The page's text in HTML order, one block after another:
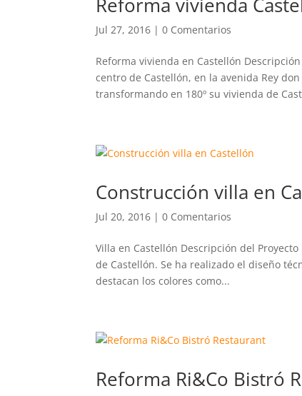
Jul 27, 2016 |0 Comentarios
Reforma vivienda en Castellón
centro de Castellón, en la avenida Rey
transformando en 180º su vivienda de
Construcción villa en
Jul 20, 2016 |0 Comentarios
Villa en Castellón Descripción del
de Castellón. Se ha realizado el diseño
destacan los colores como...
Reforma Ri&Co Bistró